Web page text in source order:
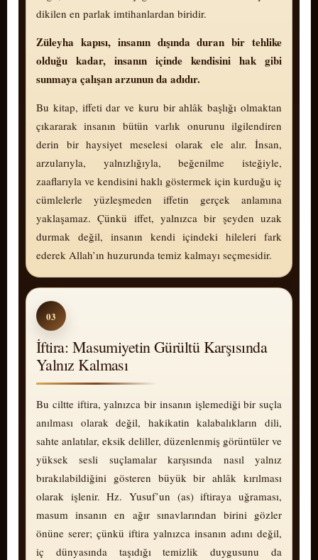
dikilen en parlak imtihanlardan biridir.
Züleyha kapısı, insanın dışında duran bir tehlike
olduğu kadar, insanın içinde kendisini hak gibi
sunmaya çalışan arzunun da adıdır.
Bu kitap, iffeti dar ve kuru bir ahlâk başlığı olmaktan
çıkararak insanın bütün varlık onurunu ilgilendiren
derin bir haysiyet meselesi olarak ele alır. İnsan,
arzularıyla, yalnızlığıyla, beğenilme isteğiyle,
zaaflarıyla ve kendisini haklı göstermek için kurduğu iç
cümlelerle yüzleşmeden iffetin gerçek anlamına
yaklaşamaz. Çünkü iffet, yalnızca bir şeyden uzak
durmak değil, insanın kendi içindeki hileleri fark
ederek Allah’ın huzurunda temiz kalmayı seçmesidir.
03
İftira: Masumiyetin Gürültü Karşısında
Yalnız Kalması
Bu ciltte iftira, yalnızca bir insanın işlemediği bir suçla
anılması olarak değil, hakikatin kalabalıkların dili,
sahte anlatılar, eksik deliller, düzenlenmiş görüntüler ve
yüksek sesli suçlamalar karşısında nasıl yalnız
bırakılabildiğini gösteren büyük bir ahlâk kırılması
olarak işlenir. Hz. Yusuf’un (as) iftiraya uğraması,
masum insanın en ağır sınavlarından birini gözler
önüne serer; çünkü iftira yalnızca insanın adını değil,
iç dünyasında taşıdığı temizlik duygusunu da